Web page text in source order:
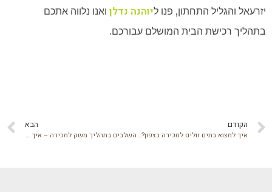
יזרעאל והגליל התחתון, פנו ליוהנה נדלן ואנו נלווה אתכם
בתהליך רכישת הבית המושלם עבורכם.
הקודם
איך למצוא בתים זולים למכירה בצפון? מדריך למחפשי מציאות
הבא
השלבים בתהליך משק למכירה – איך עושים את זה נכון?